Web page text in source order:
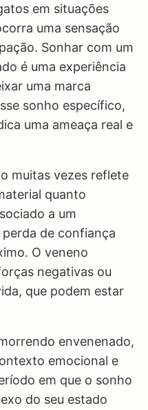
em situações
uma sensação
Sonhar com um
é uma experiência
uma marca
sonho específico,
uma ameaça real e
muitas vezes reflete
quanto
a um
de confiança
O veneno
negativas ou
que podem estar
envenenado,
emocional e
em que o sonho
do seu estado